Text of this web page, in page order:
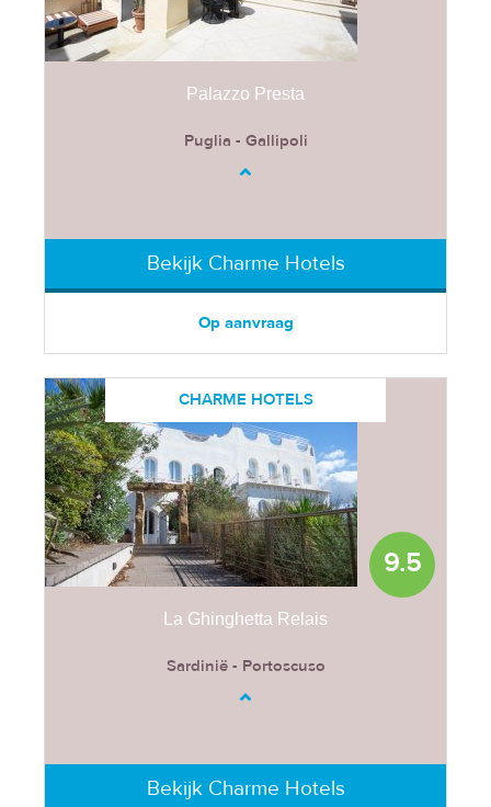
Palazzo Presta
Puglia - Gallipoli
Bekijk Charme Hotels
Op aanvraag
CHARME HOTELS
9.5
La Ghinghetta Relais
Sardinië - Portoscuso
Bekijk Charme Hotels